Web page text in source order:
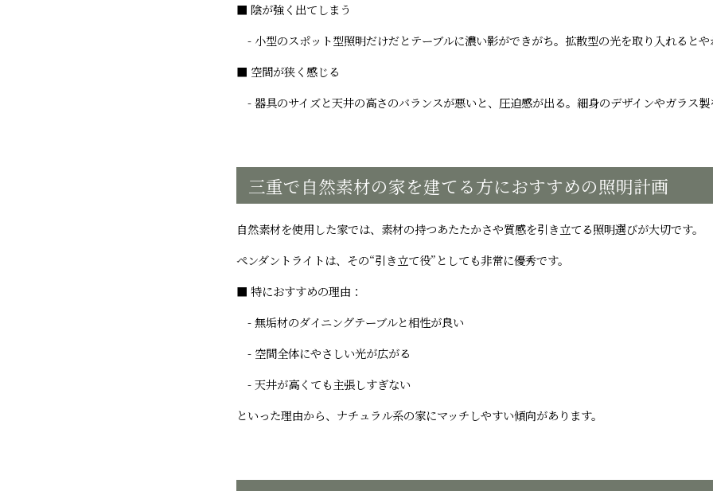
■ 陰が強く出てしまう
- 小型のスポット型照明だけだとテーブルに濃い影ができがち。拡散型の光を取り入れると
■ 空間が狭く感じる
- 器具のサイズと天井の高さのバランスが悪いと、圧迫感が出る。細身のデザインやガラス
三重で自然素材の家を建てる方におすすめの照明計画
自然素材を使用した家では、素材の持つあたたかさや質感を引き立てる照明選びが大切です。
ペンダントライトは、その“引き立て役”としても非常に優秀です。
■ 特におすすめの理由：
- 無垢材のダイニングテーブルと相性が良い
- 空間全体にやさしい光が広がる
- 天井が高くても主張しすぎない
といった理由から、ナチュラル系の家にマッチしやすい傾向があります。